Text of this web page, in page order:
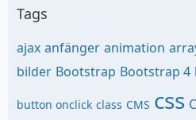
Tags
ajax anfänger animation
bilder Bootstrap Bootstrap 4
button onclick class CMS css